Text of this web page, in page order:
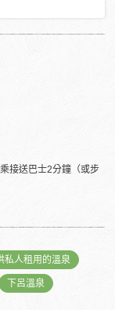
接送巴士2分鐘（或步
私人租用的溫泉
下呂溫泉